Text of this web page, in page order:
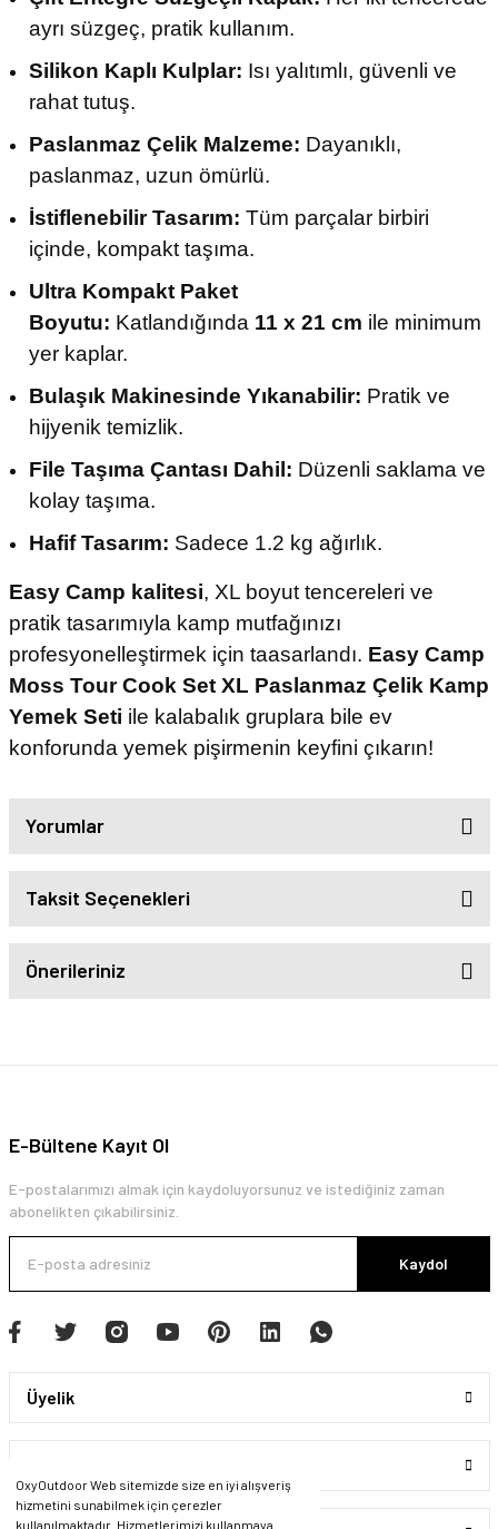
OxyOutdoor Web sitemizde size en iyi alışveriş
hizmetini sunabilmek için çerezler
kullanılmaktadır. Hizmetlerimizi kullanmaya
ayrı süzgeç, pratik kullanım.
Silikon Kaplı Kulplar: Isı yalıtımlı, güvenli ve
rahat tutuş.
Paslanmaz Çelik Malzeme: Dayanıklı,
paslanmaz, uzun ömürlü.
İstiflenebilir Tasarım: Tüm parçalar birbiri
içinde, kompakt taşıma.
Ultra Kompakt Paket
Boyutu: Katlandığında 11 x 21 cm ile minimum
yer kaplar.
Bulaşık Makinesinde Yıkanabilir: Pratik ve
hijyenik temizlik.
File Taşıma Çantası Dahil: Düzenli saklama ve
kolay taşıma.
Hafif Tasarım: Sadece 1.2 kg ağırlık.
Easy Camp kalitesi, XL boyut tencereleri ve
pratik tasarımıyla kamp mutfağınızı
profesyonelleştirmek için taasarlandı. Easy Camp
Moss Tour Cook Set XL Paslanmaz Çelik Kamp
Yemek Seti ile kalabalık gruplara bile ev
konforunda yemek pişirmenin keyfini çıkarın!
Yorumlar
Taksit Seçenekleri
Önerileriniz
E-Bültene Kayıt Ol
E-postalarımızı almak için kaydoluyorsunuz ve istediğiniz zaman
abonelikten çıkabilirsiniz.
Kaydol
Üyelik